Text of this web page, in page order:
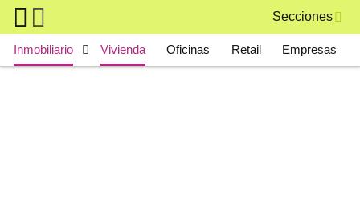
Skip to main content
Secciones
Main navigation
Inmobiliario Vivienda Oficinas Retail Empresas